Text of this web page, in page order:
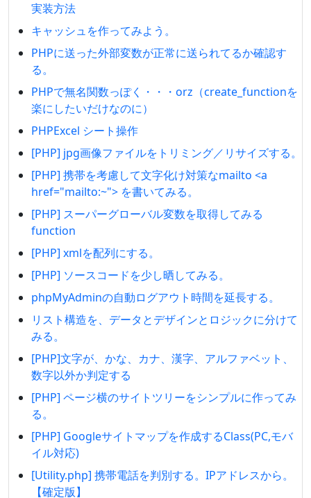
実装方法
キャッシュを作ってみよう。
PHPに送った外部変数が正常に送られてるか確認す
る。
PHPで無名関数っぽく・・・orz（create_functionを
楽にしたいだけなのに）
PHPExcel シート操作
[PHP] jpg画像ファイルをトリミング／リサイズする。
[PHP] 携帯を考慮して文字化け対策なmailto <a
href="mailto:~"> を書いてみる。
[PHP] スーパーグローバル変数を取得してみる
function
[PHP] xmlを配列にする。
[PHP] ソースコードを少し晒してみる。
phpMyAdminの自動ログアウト時間を延長する。
リスト構造を、データとデザインとロジックに分けて
みる。
[PHP]文字が、かな、カナ、漢字、アルファベット、
数字以外か判定する
[PHP] ページ横のサイトツリーをシンプルに作ってみ
る。
[PHP] Googleサイトマップを作成するClass(PC,モバ
イル対応)
[Utility.php] 携帯電話を判別する。IPアドレスから。
【確定版】